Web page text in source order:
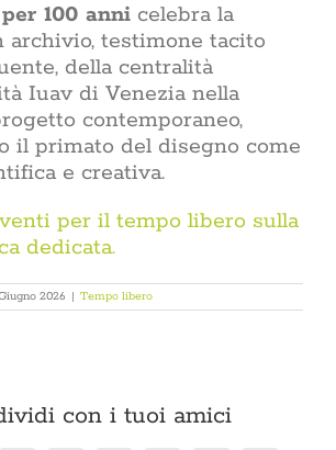
100 anni celebra la
testimone tacito
della centralità
Iuav di Venezia nella
contemporaneo,
il primato del disegno come
e creativa.
per il tempo libero sulla
dedicata.
2026 | Tempo libero
con i tuoi amici